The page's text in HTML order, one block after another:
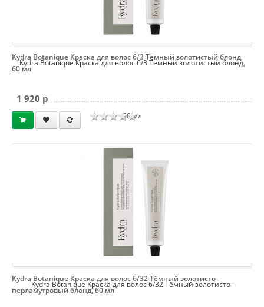
Kydra Botanique Краска для волос 6/3 Тёмный золотистый блонд,
60 мл
Kydra Botanique Краска для волос 6/3 Тёмный золотистый блонд,
60 мл
1 920 p
Kydra Botanique Краска для волос 6/32 Тёмный золотисто-
Kydra Botanique Краска для волос 6/32 Тёмный золотисто-
перламутровый блонд, 60 мл